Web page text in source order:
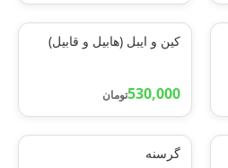
کین و ایبل (هابیل و قابیل)
530,000تومان
گرسنه